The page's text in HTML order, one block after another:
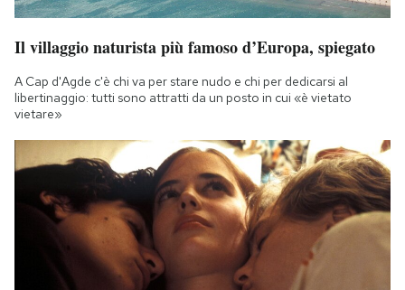
Il villaggio naturista più famoso d’Europa, spiegato
A Cap d'Agde c'è chi va per stare nudo e chi per dedicarsi al
libertinaggio: tutti sono attratti da un posto in cui «è vietato
vietare»